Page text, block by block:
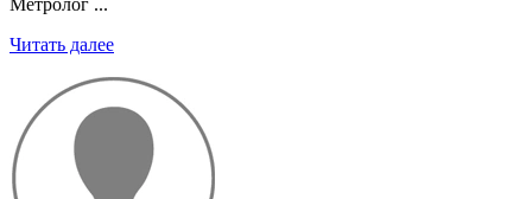
Метролог ...
Читать далее